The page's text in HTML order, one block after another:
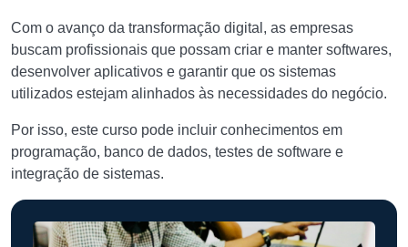
Com o avanço da transformação digital, as empresas
buscam profissionais que possam criar e manter softwares,
desenvolver aplicativos e garantir que os sistemas
utilizados estejam alinhados às necessidades do negócio.
Por isso, este curso pode incluir conhecimentos em
programação, banco de dados, testes de software e
integração de sistemas.